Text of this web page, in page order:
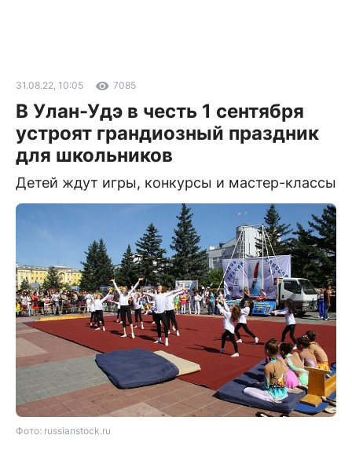
31.08.22, 10:05 7085
В Улан-Удэ в честь 1 сентября
устроят грандиозный праздник
для школьников
Детей ждут игры, конкурсы и мастер-классы
Фото: russianstock.ru